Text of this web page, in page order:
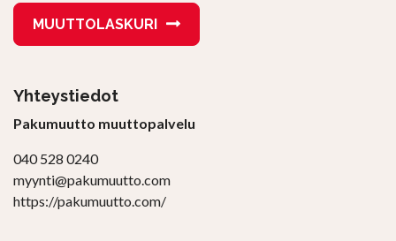
MUUTTOLASKURI
Yhteystiedot
Pakumuutto muuttopalvelu
040 528 0240
myynti@pakumuutto.com
https://pakumuutto.com/